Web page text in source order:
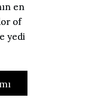
en
of
yedi